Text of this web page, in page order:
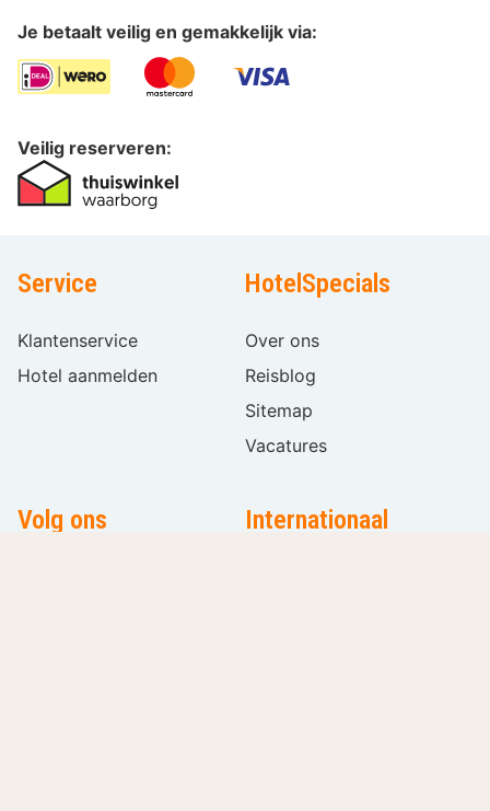
Je betaalt veilig en gemakkelijk via:
Veilig reserveren:
Service
Klantenservice
Hotel aanmelden
HotelSpecials
Over ons
Reisblog
Sitemap
Vacatures
Volg ons Internationaal